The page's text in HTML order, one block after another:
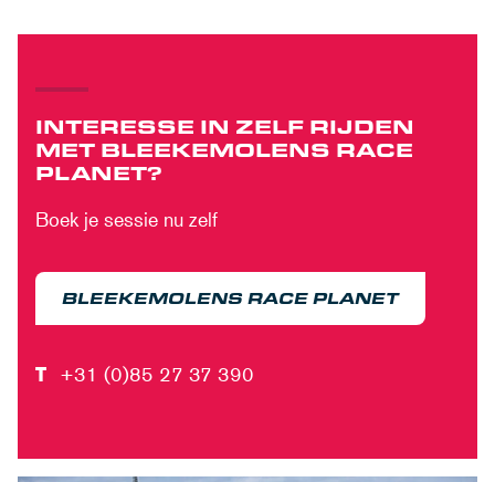
INTERESSE IN ZELF RIJDEN
MET BLEEKEMOLENS RACE
PLANET?
Boek je sessie nu zelf
BLEEKEMOLENS RACE PLANET
T +31 (0)85 27 37 390